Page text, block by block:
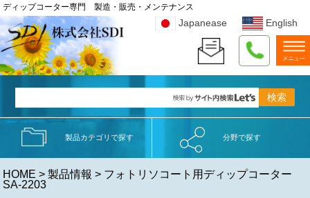
ディップコーター専門 製造・販売・メンテナンス
Japanease English
製品カテゴリで探す 分野で探す
HOME >製品情報 > フォトリソコート用ディップコーター
SA-2203